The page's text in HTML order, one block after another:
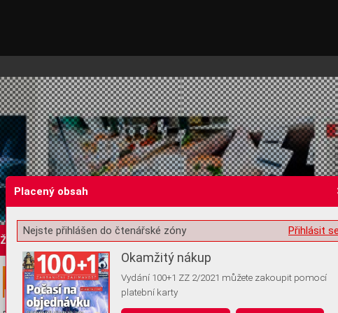
Žádost o souhlas s ukládáním volitelných informací
Placený obsah
Přihlásit
Nejste přihlášen do čtenářské zóny
Okamžitý nákup
Vydání 100+1 ZZ 2/2021 můžete zakoupit pomocí
platební karty